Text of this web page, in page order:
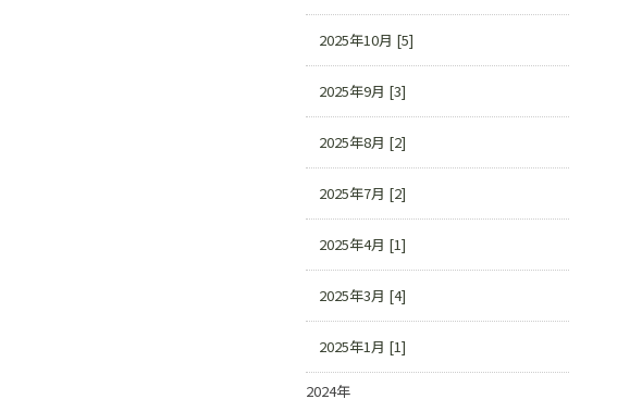
2025年10月 [5]
2025年9月 [3]
2025年8月 [2]
2025年7月 [2]
2025年4月 [1]
2025年3月 [4]
2025年1月 [1]
2024年